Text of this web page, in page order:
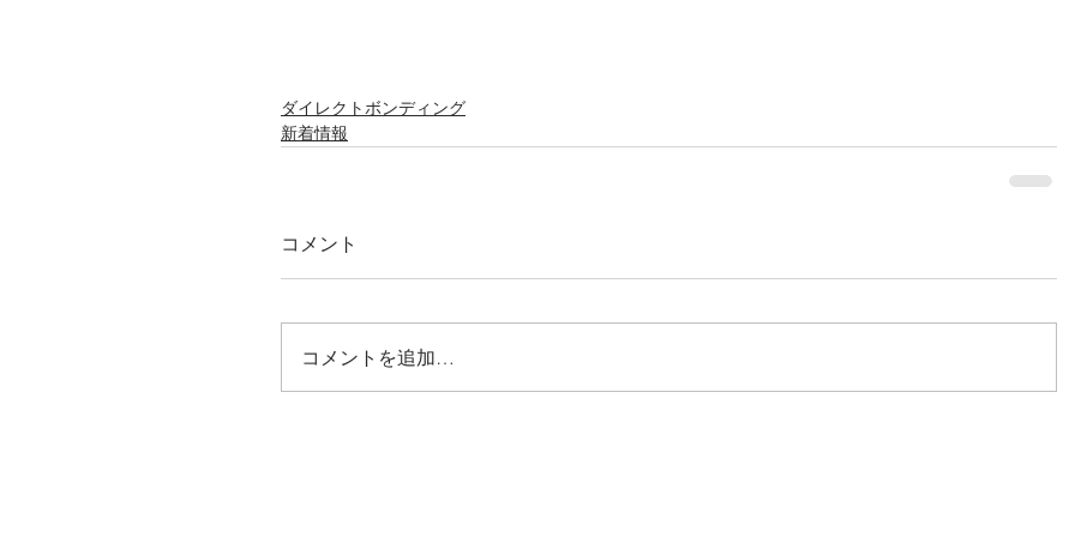
ダイレクトボンディング
新着情報
コメント
コメントを追加…